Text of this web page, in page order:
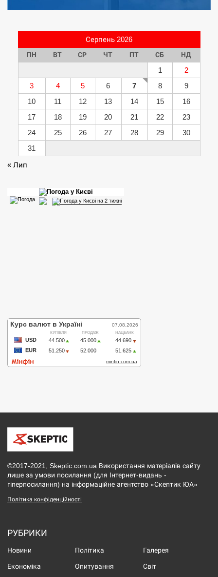
Серпень 2026
ПН ВТ СР ЧТ ПТ СБ НД
1
2
3
4 5 6 7 8
9
10
11 12 13 14 15
16
17
18 19 20 21 22
23
24
25 26 27 28 29
30
31
« Лип
©2017-2021, Skeptic.com.ua Використання матеріалів сайту
лише за умови посилання (для Інтернет-видань -
гіперпосилання) на інформаційне агентство «Скептик ЮА»
Політика конфіденційності
РУБРИКИ
Новини Політика Галерея
Економіка Опитування Світ